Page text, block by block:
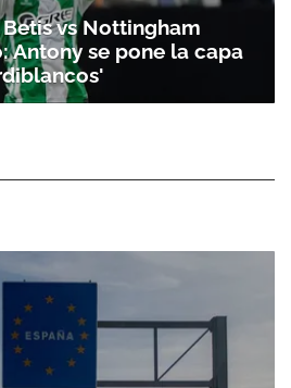
vs Nottingham
Antony se pone la capa